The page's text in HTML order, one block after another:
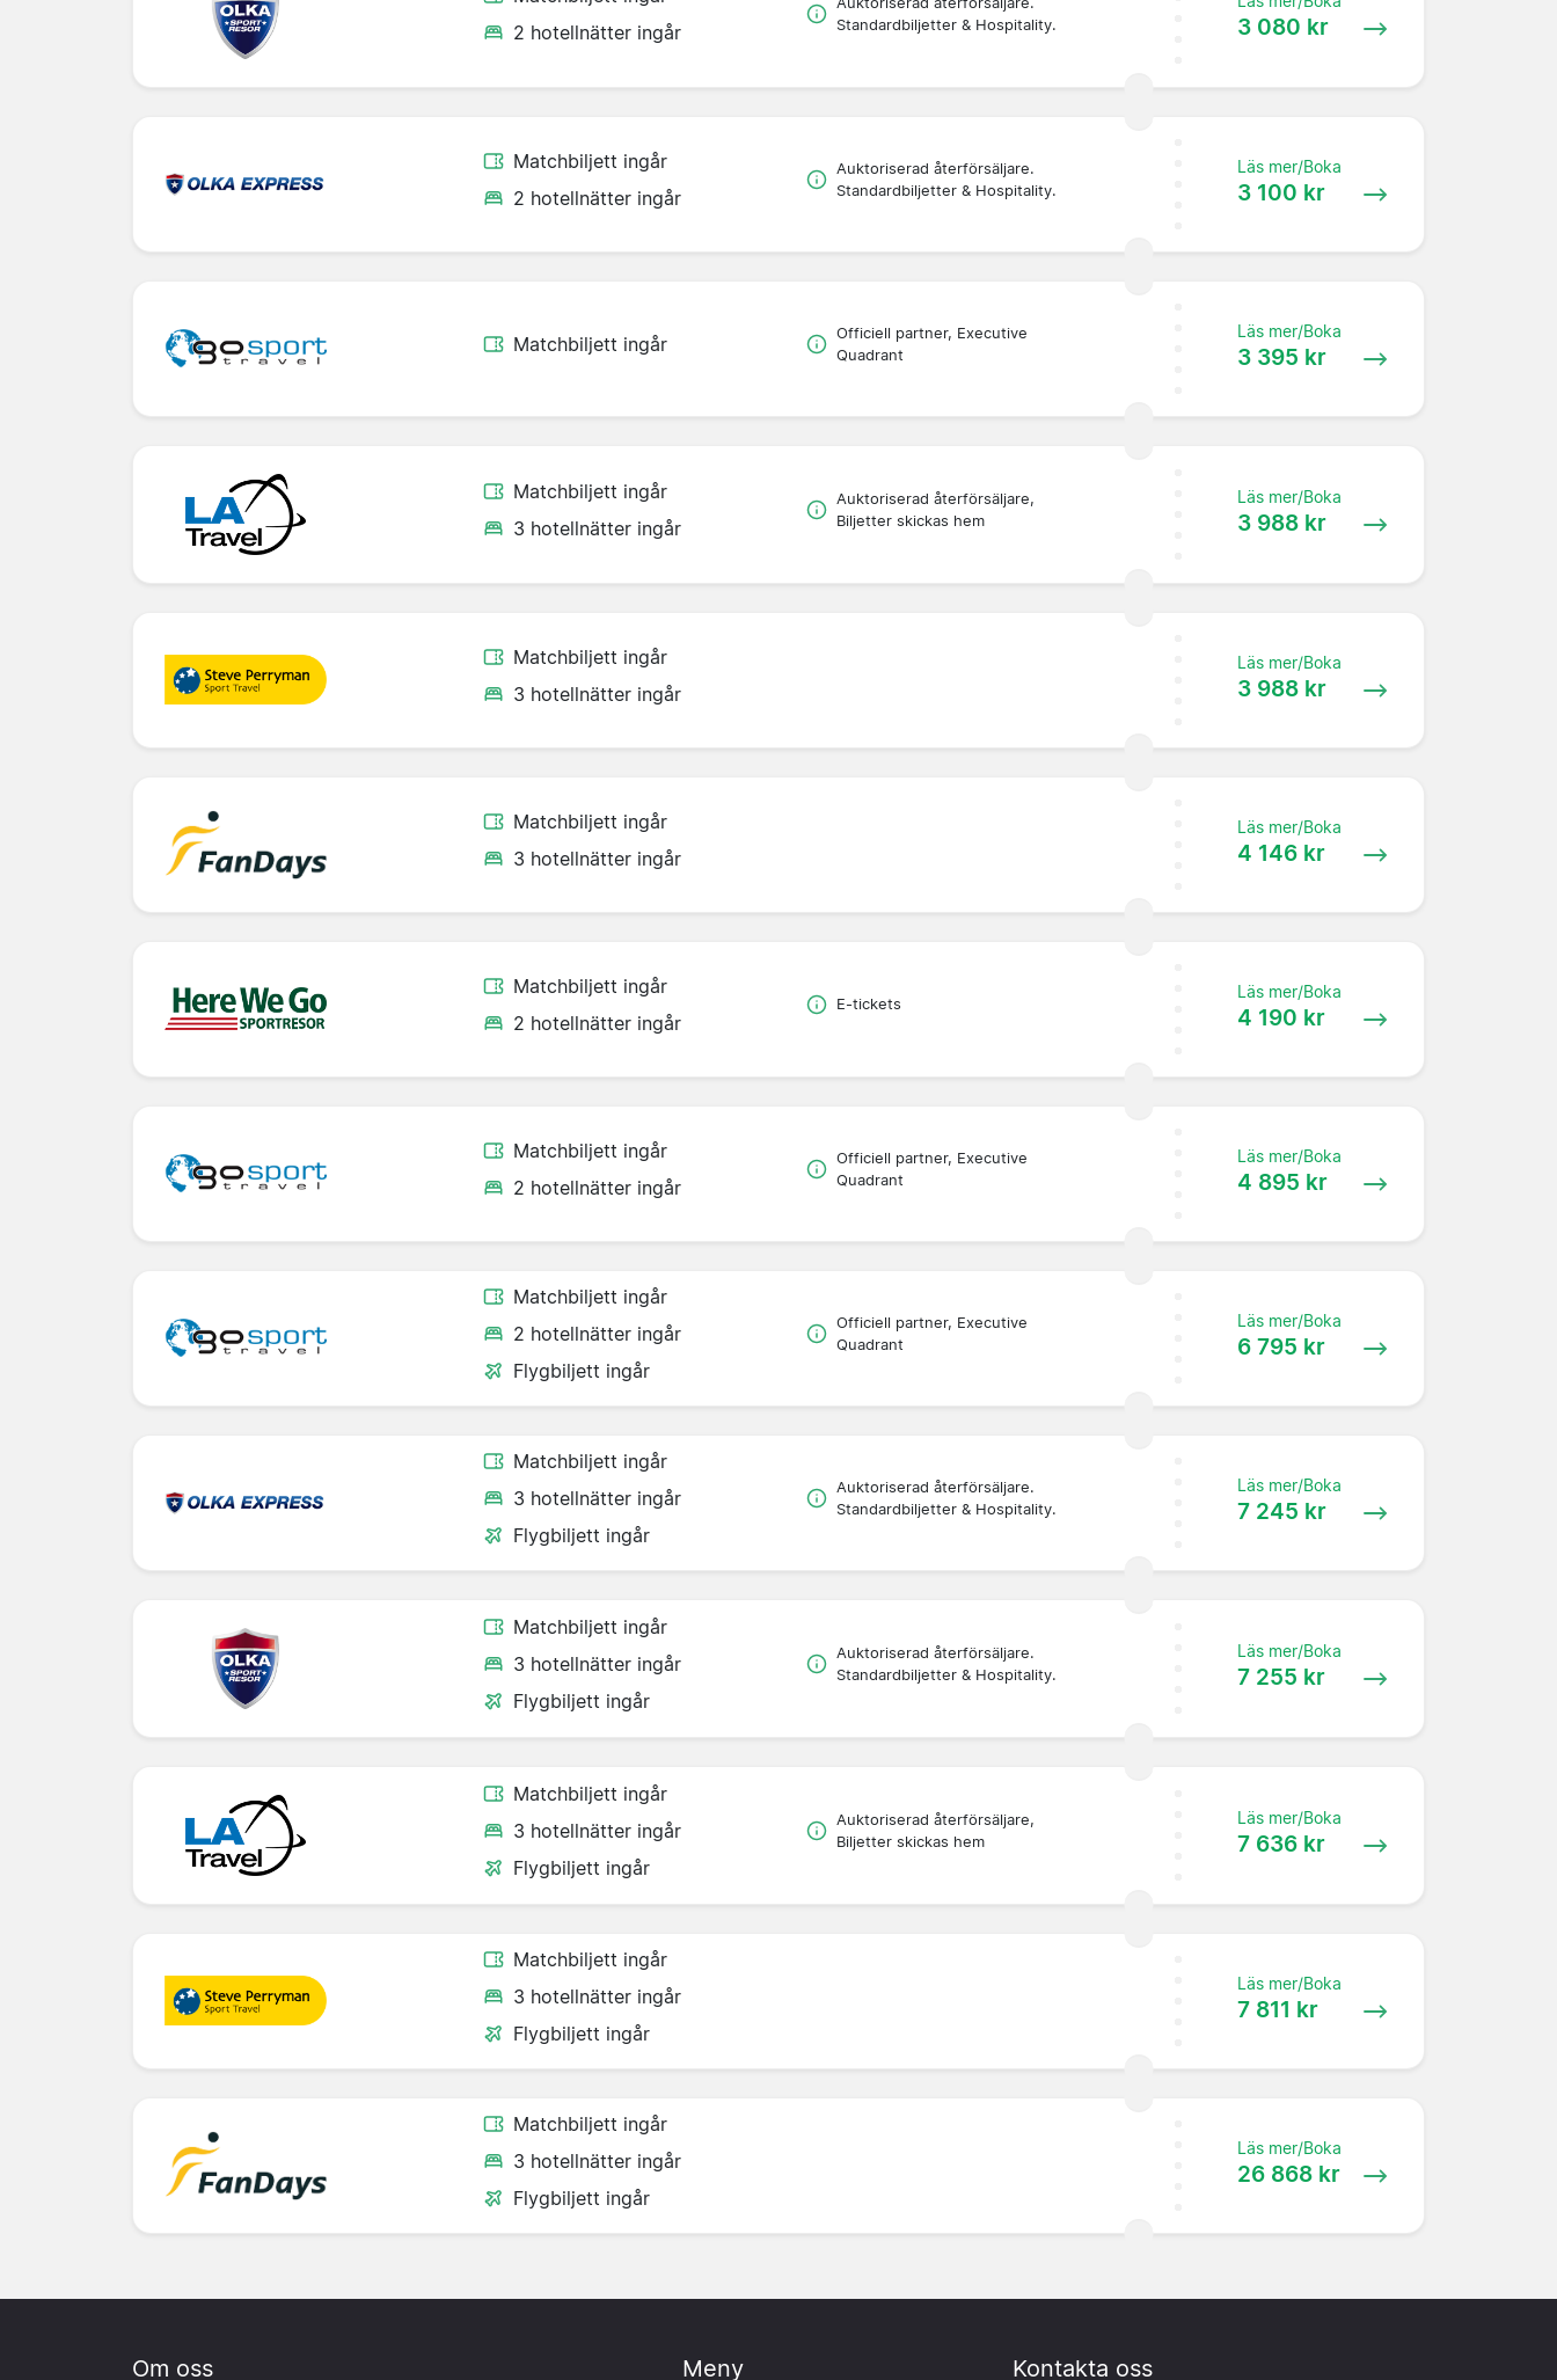
2 hotellnätter ingår
Standardbiljetter & Hospitality.
3 080 kr
Matchbiljett ingår
2 hotellnätter ingår
Auktoriserad återförsäljare.
Standardbiljetter & Hospitality.
Läs mer/Boka
3 100 kr
Matchbiljett ingår
Officiell partner, Executive
Quadrant
Läs mer/Boka
3 395 kr
Matchbiljett ingår
3 hotellnätter ingår
Auktoriserad återförsäljare,
Biljetter skickas hem
Läs mer/Boka
3 988 kr
Matchbiljett ingår
3 hotellnätter ingår
Läs mer/Boka
3 988 kr
Matchbiljett ingår
3 hotellnätter ingår
Läs mer/Boka
4 146 kr
Matchbiljett ingår
2 hotellnätter ingår
E-tickets
Läs mer/Boka
4 190 kr
Matchbiljett ingår
2 hotellnätter ingår
Officiell partner, Executive
Quadrant
Läs mer/Boka
4 895 kr
Matchbiljett ingår
2 hotellnätter ingår
Flygbiljett ingår
Officiell partner, Executive
Quadrant
Läs mer/Boka
6 795 kr
Matchbiljett ingår
3 hotellnätter ingår
Flygbiljett ingår
Auktoriserad återförsäljare.
Standardbiljetter & Hospitality.
Läs mer/Boka
7 245 kr
Matchbiljett ingår
3 hotellnätter ingår
Flygbiljett ingår
Auktoriserad återförsäljare.
Standardbiljetter & Hospitality.
Läs mer/Boka
7 255 kr
Matchbiljett ingår
3 hotellnätter ingår
Flygbiljett ingår
Auktoriserad återförsäljare,
Biljetter skickas hem
Läs mer/Boka
7 636 kr
Matchbiljett ingår
3 hotellnätter ingår
Flygbiljett ingår
Läs mer/Boka
7 811 kr
Matchbiljett ingår
3 hotellnätter ingår
Flygbiljett ingår
Läs mer/Boka
26 868 kr
Om oss Meny Kontakta oss